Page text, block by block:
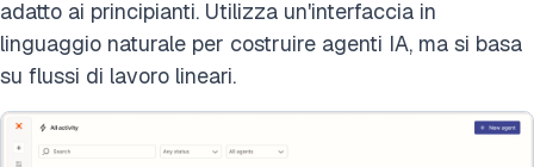
adatto ai principianti. Utilizza un'interfaccia in
linguaggio naturale per costruire agenti IA, ma si basa
su flussi di lavoro lineari.